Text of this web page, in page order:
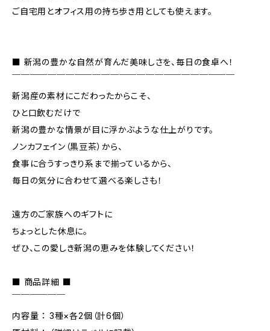
ご自宅用とオフィス用の持ち歩き用としても使えます。
■ 新潟の豊かな自然が育んだ美味しさを、毎日の食卓へ！
新潟産の素材にこだわったからこそ、
ひと口飲むだけで
新潟の豊かな情景が目に浮かぶような仕上がりです。
ノンカフェイン（黒豆茶）から、
食事に合うすっきり系まで揃っているから、
毎日の気分に合わせて選べる楽しさも！
遠方のご家族へのギフトに
ちょっとした休息に。
ぜひ、この愛しき新潟の恵みを体験してください！
■ 商品詳細 ■
内容量 ： 3種×各2個（計6個）